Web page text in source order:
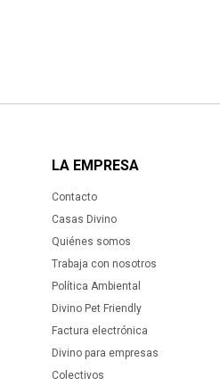
LA EMPRESA
Contacto
Casas Divino
Quiénes somos
Trabaja con nosotros
Política Ambiental
Divino Pet Friendly
Factura electrónica
Divino para empresas
Colectivos